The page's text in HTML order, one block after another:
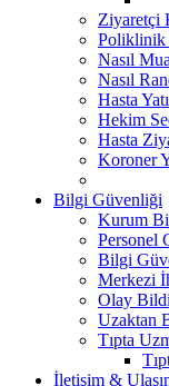
Ziyaretçi
Poliklinik
Nasıl
Nasıl
Hasta
Hekim
Hasta
Koroner
Bilgi Güvenliği
Kurum
Personel
Bilgi
Merkezi
Olay
Uzaktan
Tıpta
İletişim &